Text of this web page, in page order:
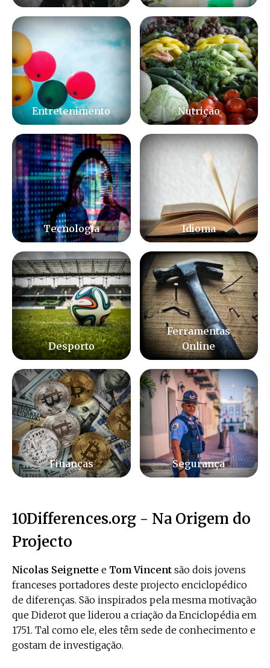
Entretenimento Nutrição
Tecnologia Idioma
Desporto
Ferramentas
Online
Finanças Segurança
10Differences.org - Na Origem do
Projecto
Nicolas Seignette e Tom Vincent são dois jovens
franceses portadores deste projecto enciclopédico
de diferenças. São inspirados pela mesma motivação
que Diderot que liderou a criação da Enciclopédia em
1751. Tal como ele, eles têm sede de conhecimento e
gostam de investigação.